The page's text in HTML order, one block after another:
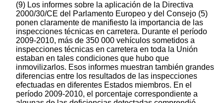
(9) Los informes sobre la aplicación de la Directiva
2000/30/CE del Parlamento Europeo y del Consejo (5)
ponen claramente de manifiesto la importancia de las
inspecciones técnicas en carretera. Durante el período
2009-2010, más de 350 000 vehículos sometidos a
inspecciones técnicas en carretera en toda la Unión
estaban en tales condiciones que hubo que
inmovilizarlos. Esos informes muestran también grandes
diferencias entre los resultados de las inspecciones
efectuadas en diferentes Estados miembros. En el
período 2009-2010, el porcentaje correspondiente a